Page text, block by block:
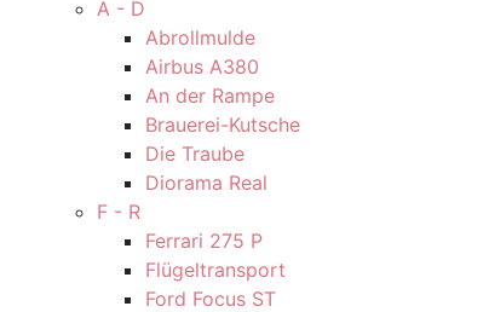
A - D
Abrollmulde
Airbus A380
An der Rampe
Brauerei-Kutsche
Die Traube
Diorama Real
F - R
Ferrari 275 P
Flügeltransport
Ford Focus ST